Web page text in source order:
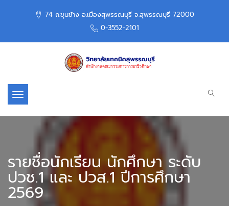
74 ถ.ขุนช้าง อ.เมืองสุพรรณบุรี จ.สุพรรณบุรี 72000
0-3552-2101
Toggle navigation
รายชื่อนักเรียน นักศึกษา ระดับ
ปวช.1 และ ปวส.1 ปีการศึกษา
2569